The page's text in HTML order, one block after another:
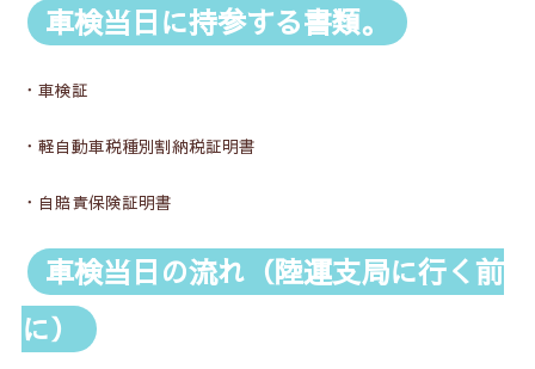
車検当日に持参する書類。
・車検証
・軽自動車税種別割納税証明書
・自賠責保険証明書
車検当日の流れ（陸運支局に行く前
に）